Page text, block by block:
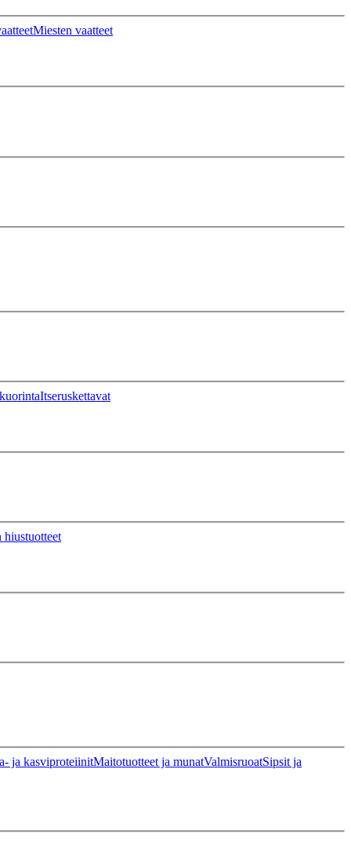
Miesten vaatteet
Itseruskettavat
hiustuotteet
ja kasviproteiinitMaitotuotteet ja munatValmisruoatSipsit ja